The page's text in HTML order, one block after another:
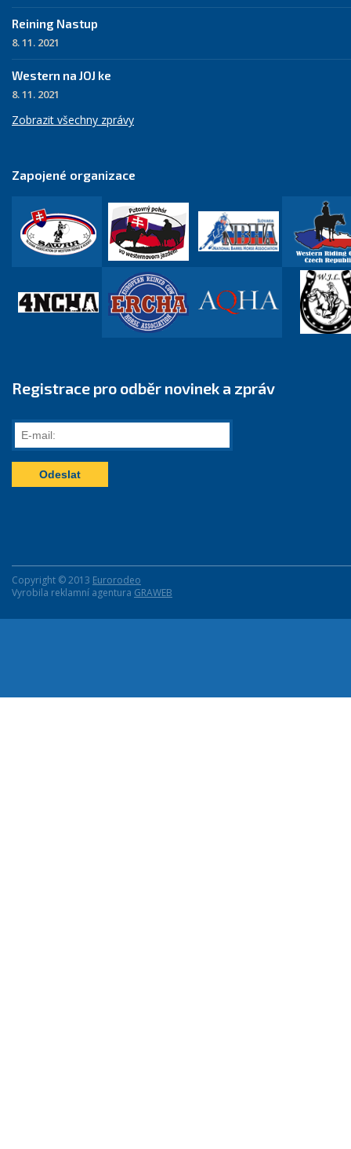
Reining Nastup
8. 11. 2021
Western na JOJ ke
8. 11. 2021
Zobrazit všechny zprávy
Zapojené organizace
Registrace pro odběr novinek a zpráv
E-
mail:
Copyright © 2013 Eurorodeo
Vyrobila reklamní agentura GRAWEB